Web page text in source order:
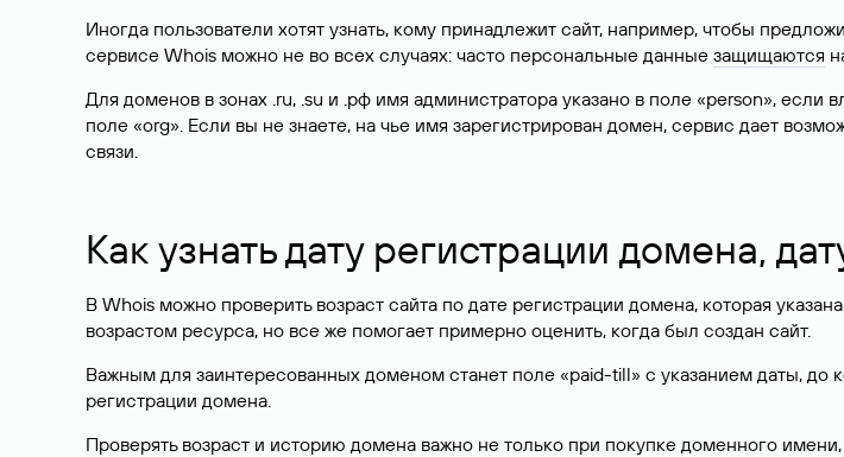
Иногда пользователи хотят узнать, кому принадлежит сайт, например, чтобы
сервисе Whois можно не во всех случаях: часто персональные данные защищаются
Для доменов в зонах .ru, .su и .рф имя администратора указано в поле «person»,
поле «org». Если вы не знаете, на чье имя зарегистрирован домен, сервис дает
связи.
Как узнать дату регистрации домена,
В Whois можно проверить возраст сайта по дате регистрации домена, которая
возрастом ресурса, но все же помогает примерно оценить, когда был создан сайт.
Важным для заинтересованных доменом станет поле «paid-till» с указанием даты, до
регистрации домена.
Проверять возраст и историю домена важно не только при покупке доменного